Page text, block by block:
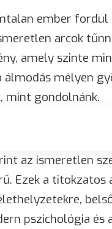
ember
arcok
amely szinte
mélyen
mint gondolnánk.
az ismeretlen
Ezek a
pszichológia és